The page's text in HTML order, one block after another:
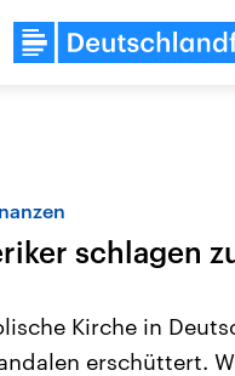
schlagen
Kirche in
erschüttert.